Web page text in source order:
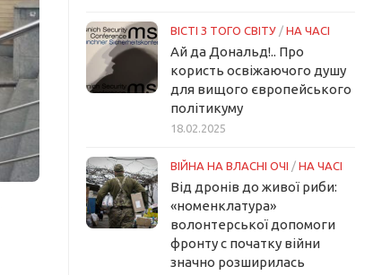
ВІСТІ З ТОГО СВІТУ / НА ЧАСІ
Ай да Дональд!.. Про
користь освіжаючого душу
для вищого європейського
політикуму
18.02.2025
ВІЙНА НА ВЛАСНІ ОЧІ / НА ЧАСІ
Від дронів до живої риби:
«номенклатура»
волонтерської допомоги
фронту с початку війни
значно розширилась